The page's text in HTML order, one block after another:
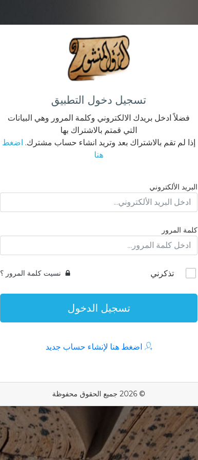
تسجيل دخول التطبيق
فضلاً ادخل بريدك الالكتروني وكلمة المرور وهي البيانات
التي قمتم بالاشتراك بها
إذا لم تقم بالاشتراك بعد وتريد انشاء حساب مشترك. اضغط
هنا
البريد الألكتروني
كلمة المرور
تذكرني نسيت كلمة المرور ؟
تسجيل الدخول
اضغط هنا لإنشاء حساب جديد
© 2026 جميع الحقوق محفوظة